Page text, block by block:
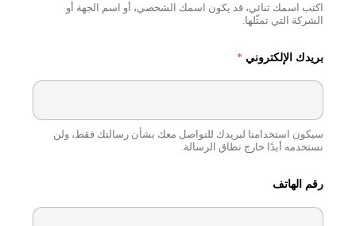
اكتب اسمك ثنائي، قد يكون اسمك الشخصي، أو اسم الجهة أو
الشركة التي تمثّلها.
بريدك الإلكتروني*
سيكون استخدامنا لبريدك للتواصل معك بشأن رسالتك فقط، ولن
نستخدمه أبدًا خارج نطاق الرسالة.
رقم الهاتف